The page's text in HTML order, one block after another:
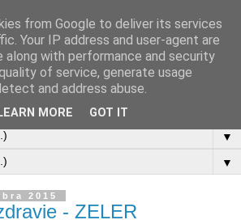
▼
▼
2015
- ZELER
from Google to deliver its services
Your IP address and user-agent are
along with performance and security
of service, generate usage
and address abuse.
LEARN MORE GOT IT